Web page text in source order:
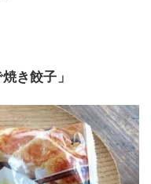
き餃子」